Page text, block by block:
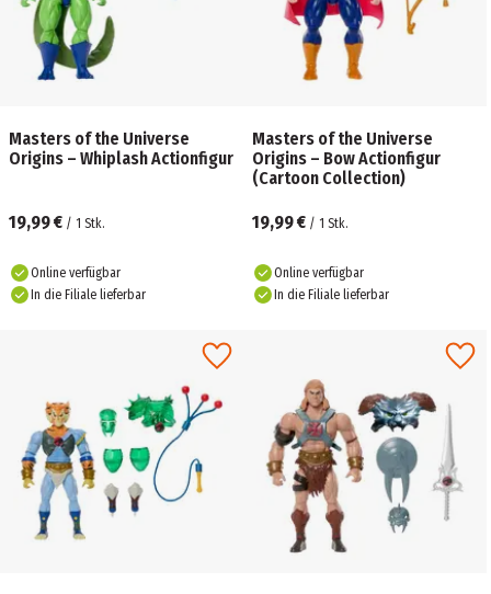
Masters of the Universe
Origins – Whiplash Actionfigur
19,99 € / 1 Stk.
Online verfügbar
In die Filiale lieferbar
Masters of the Universe
Origins – Bow Actionfigur
(Cartoon Collection)
19,99 € / 1 Stk.
Online verfügbar
In die Filiale lieferbar